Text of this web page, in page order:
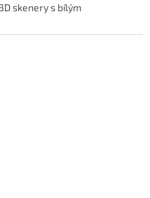
skenery s bílým